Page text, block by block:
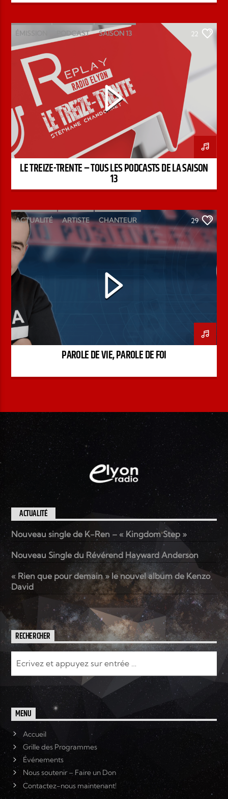
ÉMISSION PODCAST SAISON 13
STÉPHANE CHANDONNET
22
LE TREIZE-TRENTE – TOUS LES PODCASTS DE LA SAISON
13
ACTUALITÉ ARTISTE CHANTEUR
ÉMISSION INTERVIEW KENZO DAVID
PAROLE DE FOI PAROLE DE VIE
PODCAST
29
PAROLE DE VIE, PAROLE DE FOI
ACTUALITÉ
Nouveau single de K-Ren – « Kingdom Step »
Nouveau Single du Révérend Hayward Anderson
« Rien que pour demain » le nouvel album de Kenzo
David
RECHERCHER
MENU
Accueil
Grille des Programmes
Événements
Nous soutenir – Faire un Don
Contactez-nous maintenant!